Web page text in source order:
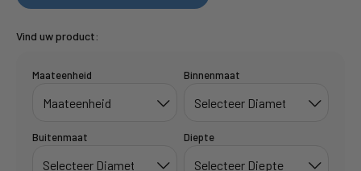
Vind uw product:
Maateenheid Binnenmaat
Buitenmaat Diepte